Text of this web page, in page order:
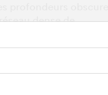
profondeurs obscures
dense de